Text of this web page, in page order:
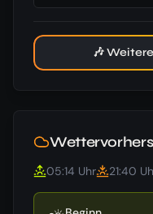
🎶
05:14 Uhr 21:40